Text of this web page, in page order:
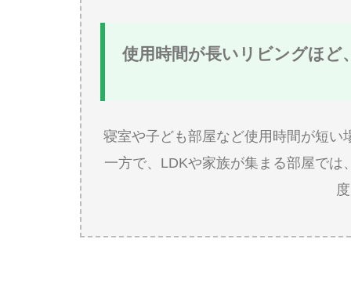
使用時間が長いリビングほど
寝室や子ども部屋など使用時間が短
一方で、LDKや家族が集まる部屋で